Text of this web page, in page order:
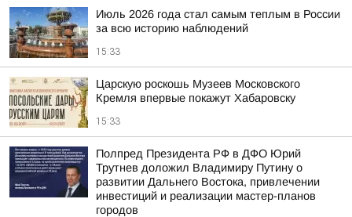
Июль 2026 года стал самым теплым в России
за всю историю наблюдений
15:33
Царскую роскошь Музеев Московского
Кремля впервые покажут Хабаровску
15:33
Полпред Президента РФ в ДФО Юрий
Трутнев доложил Владимиру Путину о
развитии Дальнего Востока, привлечении
инвестиций и реализации мастер-планов
городов